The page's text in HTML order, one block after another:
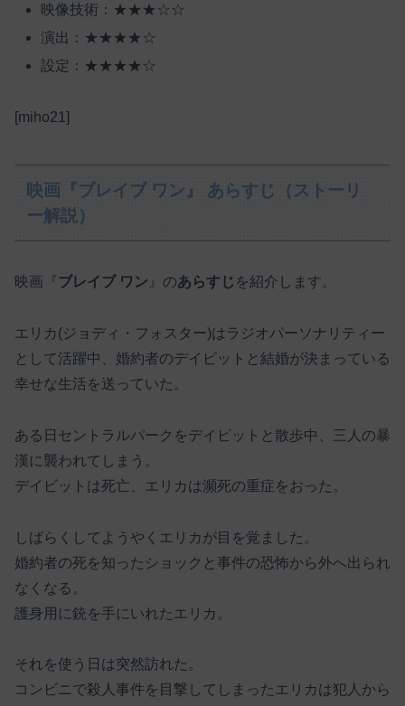
映像技術：★★★☆☆
演出：★★★★☆
設定：★★★★☆
[miho21]
映画『ブレイブ ワン』 あらすじ（ストーリ
ー解説）
映画『ブレイブ ワン 』のあらすじ を紹介します。
エリカ(ジョディ・フォスター)はラジオパーソナリティー
として活躍中、婚約者のデイビットと結婚が決まっている
幸せな生活を送っていた。
ある日セントラルパークをデイビットと散歩中、三人の暴
漢に襲われてしまう。
デイビットは死亡、エリカは瀕死の重症をおった。
しばらくしてようやくエリカが目を覚ました。
婚約者の死を知ったショックと事件の恐怖から外へ出られ
なくなる。
護身用に銃を手にいれたエリカ。
それを使う日は突然訪れた。
コンビニで殺人事件を目撃してしまったエリカは犯人から